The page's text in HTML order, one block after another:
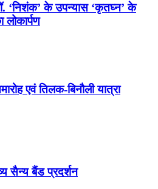
‘निशंक’ के उपन्यास ‘कृतघ्न’ के
लोकार्पण
एवं तिलक-बिनौली यात्रा
सैन्य बैंड प्रदर्शन